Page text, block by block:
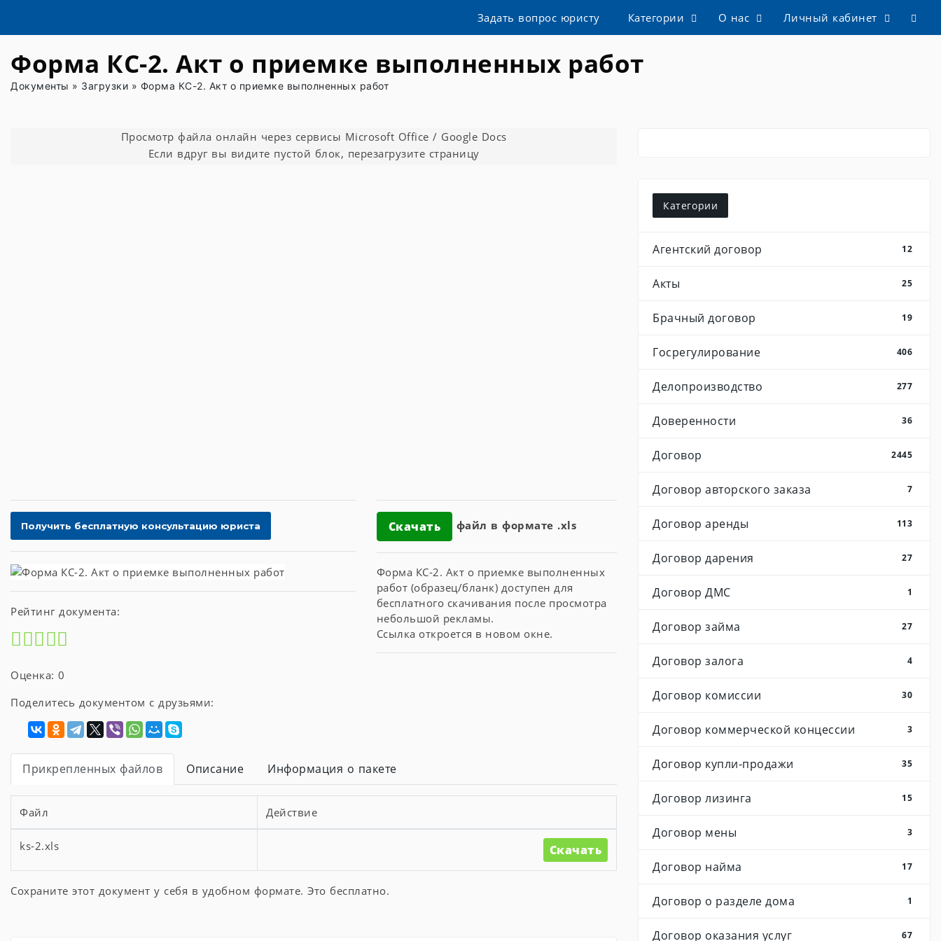
Задать вопрос юристу Категории О нас Личный кабинет
Форма КС-2. Акт о приемке выполненных работ
Документы » Загрузки » Форма КС-2. Акт о приемке выполненных работ
Просмотр файла онлайн через сервисы Microsoft Office / Google Docs
Если вдруг вы видите пустой блок, перезагрузите страницу
Рейтинг документа:
Оценка: 0
Поделитесь документом с друзьями:
Скачать файл в формате .xls
Форма КС-2. Акт о приемке выполненных
работ (образец/бланк) доступен для
бесплатного скачивания после просмотра
небольшой рекламы.
Ссылка откроется в новом окне.
Прикрепленных файлов Описание Информация о пакете
Файл Действие
ks-2.xls Скачать
Сохраните этот документ у себя в удобном формате. Это бесплатно.
Категории
Агентский договор 12
Акты 25
Брачный договор 19
Госрегулирование 406
Делопроизводство 277
Доверенности 36
Договор 2445
Договор авторского заказа 7
Договор аренды 113
Договор дарения 27
Договор ДМС 1
Договор займа 27
Договор залога 4
Договор комиссии 30
Договор коммерческой концессии 3
Договор купли-продажи 35
Договор лизинга 15
Договор мены 3
Договор найма 17
Договор о разделе дома 1
Договор оказания услуг 67